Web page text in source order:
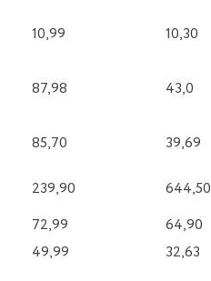
10,99 10,30
87,98 43,0
85,70 39,69
239,90 644,50
72,99 64,90
49,99 32,63